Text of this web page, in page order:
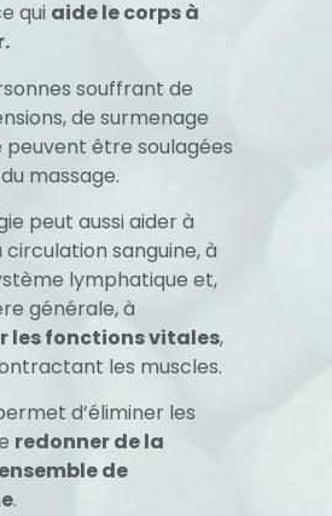
qui aide le corps à
souffrant de
de surmenage
peuvent être soulagées
massage.
peut aussi aider à
sanguine, à
lymphatique et,
générale, à
les fonctions vitales,
les muscles.
d’éliminer les
redonner de la
de
.